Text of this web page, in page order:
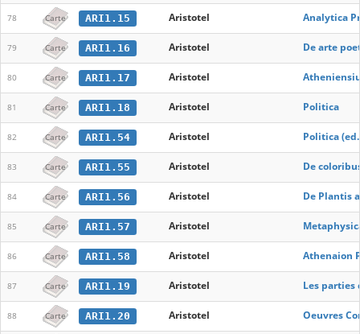
78 Carte ARI1.15 Aristotel Analytica
79 Carte ARI1.16 Aristotel De arte
80 Carte ARI1.17 Aristotel
81 Carte ARI1.18 Aristotel Politica
82 Carte ARI1.54 Aristotel Politica
83 Carte ARI1.55 Aristotel De
84 Carte ARI1.56 Aristotel De Plantis
85 Carte ARI1.57 Aristotel
86 Carte ARI1.58 Aristotel Athenaion
87 Carte ARI1.19 Aristotel Les parties
88 Carte ARI1.20 Aristotel Oeuvres